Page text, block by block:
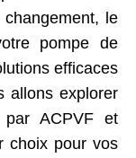
le
pompe de
efficaces
allons explorer
par ACPVF et
choix pour vos